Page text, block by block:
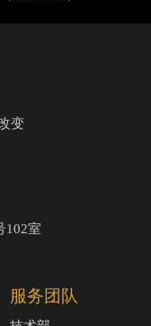
变
102室
服务团队